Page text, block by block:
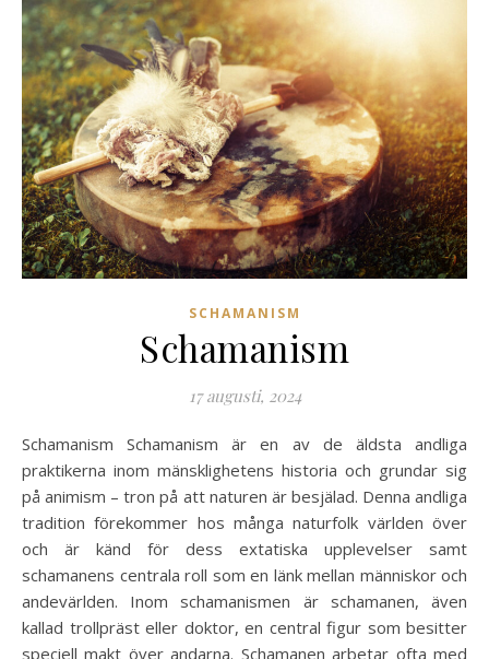
SCHAMANISM
Schamanism
17 augusti, 2024
Schamanism Schamanism är en av de äldsta andliga
praktikerna inom mänsklighetens historia och grundar sig
på animism – tron på att naturen är besjälad. Denna andliga
tradition förekommer hos många naturfolk världen över
och är känd för dess extatiska upplevelser samt
schamanens centrala roll som en länk mellan människor och
andevärlden. Inom schamanismen är schamanen, även
kallad trollpräst eller doktor, en central figur som besitter
speciell makt över andarna. Schamanen arbetar ofta med